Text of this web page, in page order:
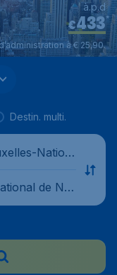
€433*
à.p.d
à € 25,90.
Destin. multi.
Nation
de Ne